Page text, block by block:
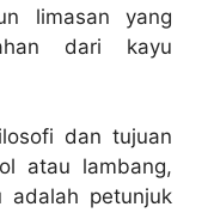
limasan yang
dari kayu
dan tujuan
atau lambang,
adalah petunjuk